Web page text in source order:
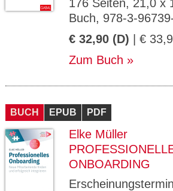
176 Seiten, 21,0 x
Buch, 978-3-
€ 32,90 (D) | €
Zum Buch
BUCH EPUB PDF
Elke Müller
ONBOARDING